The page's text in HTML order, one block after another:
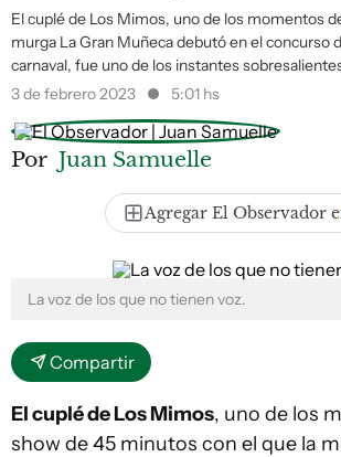
El cuplé de Los Mimos, uno de los momentos
murga La Gran Muñeca debutó en el concurso
carnaval, fue uno de los instantes
3 de febrero 2023
5:01 hs
Por Juan Samuelle
Agregar El Observador
La voz de los que no tienen voz.
Compartir
El cuplé de Los Mimos, uno de los
show de 45 minutos con el que la